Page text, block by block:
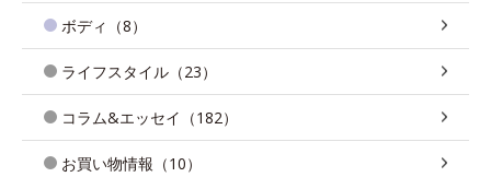
ボディ（8）
ライフスタイル（23）
コラム&エッセイ（182）
お買い物情報（10）